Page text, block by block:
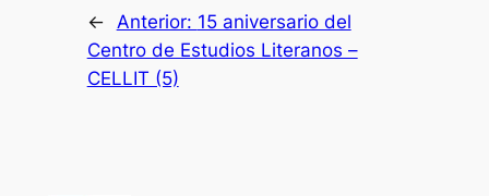
← Anterior: 15 aniversario del
Centro de Estudios Literanos –
CELLIT (5)